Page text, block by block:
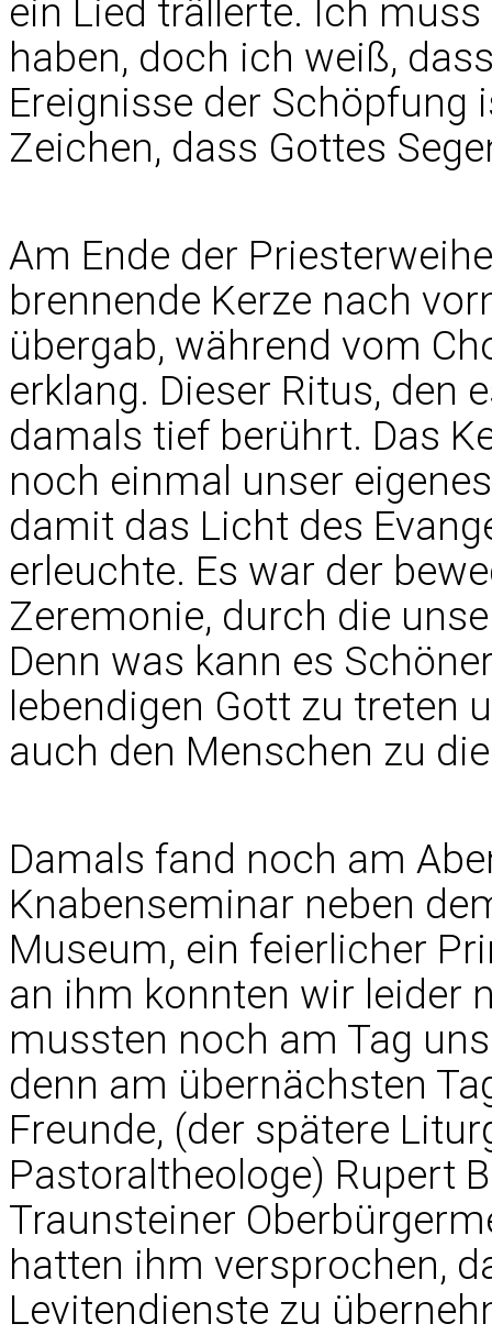
ein Lied trällerte. Ich
haben, doch ich weiß,
Ereignisse der
Zeichen, dass Gottes
Am Ende der
brennende Kerze nach
übergab, während vom
erklang. Dieser Ritus, den
damals tief berührt. Das
noch einmal unser
damit das Licht des
erleuchte. Es war der
Zeremonie, durch die
Denn was kann es
lebendigen Gott zu treten
auch den Menschen zu
Damals fand noch am
Knabenseminar neben
Museum, ein feierlicher
an ihm konnten wir leider
mussten noch am Tag
denn am übernächsten
Freunde, (der spätere
Pastoraltheologe) Rupert
Traunsteiner
hatten ihm versprochen,
Levitendienste zu